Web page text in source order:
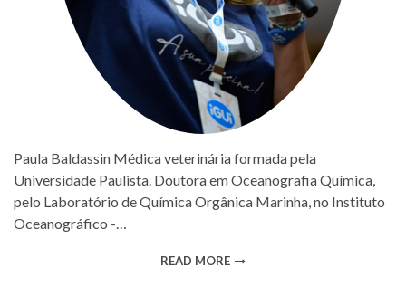
Paula Baldassin Médica veterinária formada pela
Universidade Paulista. Doutora em Oceanografia Química,
pelo Laboratório de Química Orgânica Marinha, no Instituto
Oceanográfico -…
READ MORE